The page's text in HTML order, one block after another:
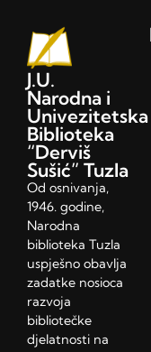
J.U.
Narodna i
Univezitetska
Biblioteka
“Derviš
Sušić” Tuzla
Od osnivanja,
1946. godine,
Narodna
biblioteka Tuzla
uspješno obavlja
zadatke nosioca
razvoja
bibliotečke
djelatnosti na